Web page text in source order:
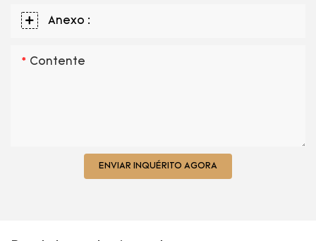
Anexo :
Contente
ENVIAR INQUÉRITO AGORA